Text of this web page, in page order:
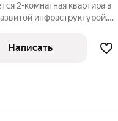
2-комнатная квартира в
инфраструктурой.
Один собственник,
Написать